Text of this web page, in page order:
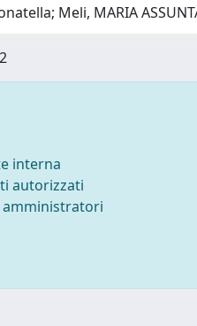
Meli, MARIA
interna
autorizzati